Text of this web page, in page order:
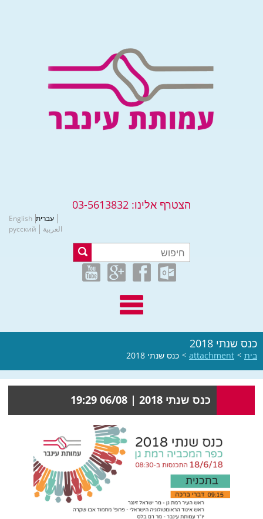
הצטרף אלינו: 03-5613832
עברית English
русский
العربية
כנס שנתי 2018
בית >
attachment
> כנס שנתי 2018
כנס שנתי 2018 | 06/08 19:29